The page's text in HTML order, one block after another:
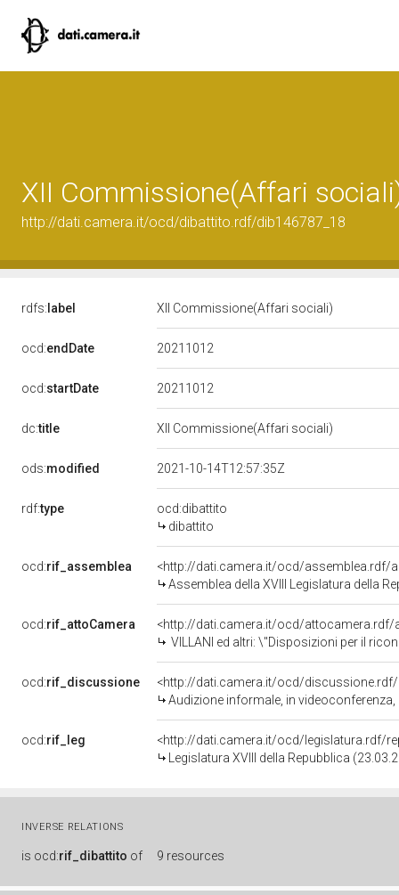
XII Commissione(Affari
http://dati.camera.it/ocd/dibattito.rdf/dib146787_18
rdfs: label XII Commissione(Affari sociali)
ocd:endDate 20211012
ocd:startDate 20211012
dc:title XII Commissione(Affari sociali)
ods:modified 2021-10-14T12:57:35Z
rdf:type
ocd:dibattito
dibattito
ocd:rif_assemblea
<http://dati.camera.it/ocd/assemblea.rdf/
Assemblea della XVIII Legislatura della
ocd:rif_attoCamera
<http://dati.camera.it/ocd/attocamera.rdf/
VILLANI ed altri: \"Disposizioni per il riconoscimento e la promozione dell&rsquo;uso della lingua dei segni
ocd:rif_discussione
<http://dati.camera.it/ocd/discussione.rdf/
Audizione informale, in videoconferenza, di rappresentanti dell'Istituto dei sordi di
ocd:rif_leg
<http://dati.camera.it/ocd/legislatura.rdf/
Legislatura XVIII della Repubblica
INVERSE RELATIONS
is ocd:rif_dibattito of 9 resources